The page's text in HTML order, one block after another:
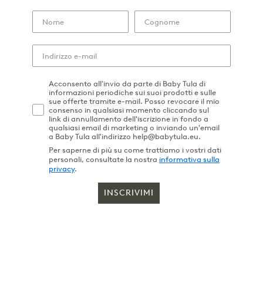
Acconsento all'invio da parte di Baby Tula di
informazioni periodiche sui suoi prodotti e sulle
sue offerte tramite e-mail. Posso revocare il mio
consenso in qualsiasi momento cliccando sul
link di annullamento dell'iscrizione in fondo a
qualsiasi email di marketing o inviando un'email
a Baby Tula all'indirizzo help@babytula.eu.
Per saperne di più su come trattiamo i vostri dati
personali, consultate la nostra informativa sulla
privacy.
INSCRIVIMI